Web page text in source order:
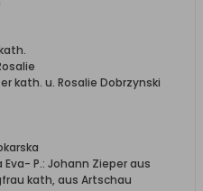
kath. u. Rosalie Dobrzynski
Eva- P.: Johann Zieper aus
kath, aus Artschau